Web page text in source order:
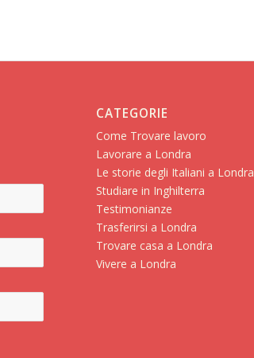
CATEGORIE
Come Trovare lavoro
Lavorare a Londra
Le storie degli Italiani a Londra
Studiare in Inghilterra
Testimonianze
Trasferirsi a Londra
Trovare casa a Londra
Vivere a Londra